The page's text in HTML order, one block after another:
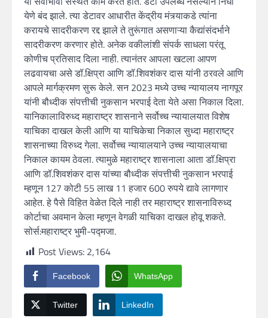
येणे बंद झाले. त्या डेटावर आधारीत केंद्रीय मंत्र्याकडे त्यांना
करायचे सादरीकरण रद्द झाले ते तुरूंगात असणाऱ्या कैद्यांसंदर्भाने
सादरीकरण करणार होते. अनेक वकीलांशी संपर्क साधला परंतू
कोणीच प्रतिसाद दिला नाही. त्यानंतर आपला खटला आपण
लढवायचा असे डॉ.क्षिप्रा आणि डॉ.शिवशंकर दास यांनी ठरवले आणि
आपले मार्गक्रमण सुरू केले. सन 2023 मध्ये उच्च न्यायालय नागपूर
यांनी बौध्दीक संपत्तीची नुकसान भरपाई देता येते असा निकाल दिला.
यानिकालाविरुध्द महाराष्ट्र शासनाने सर्वोच्च न्यायालयात विशेष
याचिका दाखल केली आणि या याचिकेचा निकाल सुध्दा महाराष्ट्र
शासनाच्या विरुध्द गेला. सर्वोच्च न्यायालयाने उच्च न्यायालयाचा
निकाल कायम ठेवला. त्यामुळे महाराष्ट्र शासनाला आता डॉ.क्षिप्रा
आणि डॉ.शिवशंकर दास यांच्या बौध्दीक संपत्तीची नुकसान भरपाई
म्हणून 127 कोटी 55 लाख 11 हजार 600 रुपये द्यावे लागणार
आहेत. हे पैसे विहित वेळेत दिले नाही तर महाराष्ट्र शासनाविरुध्द
कोर्टाचा अवमान केला म्हणून वेगळी याचिका दाखल होवू शकते.
सोर्स:महाराष्ट्र भुमी-पद्मजा.
Post Views: 2,164
Facebook WhatsApp
Twitter LinkedIn